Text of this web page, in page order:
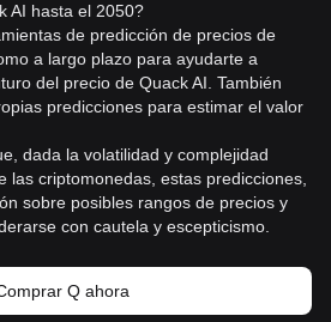
AI hasta el 2050?
de predicción de precios de
a largo plazo para ayudarte a
del precio de Quack AI. También
predicciones para estimar el valor
dada la volatilidad y complejidad
las criptomonedas, estas predicciones,
sobre posibles rangos de precios y
con cautela y escepticismo.
Q ahora